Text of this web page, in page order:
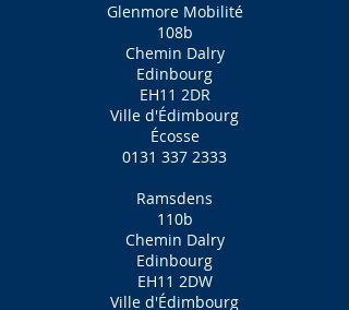
Glenmore Mobilité
108b
Chemin Dalry
Edinbourg
EH11 2DR
Ville d'Édimbourg
Écosse
0131 337 2333
Ramsdens
110b
Chemin Dalry
Edinbourg
EH11 2DW
Ville d'Édimbourg